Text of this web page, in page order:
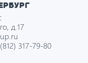
д.17
317-79-80